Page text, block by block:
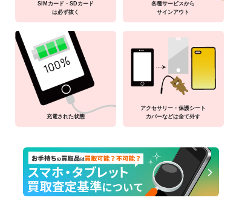
SIMカード・SDカード
は必ず抜く
各種サービスから
サインアウト
充電された状態
アクセサリー・保護シート
カバーなどは全て外す